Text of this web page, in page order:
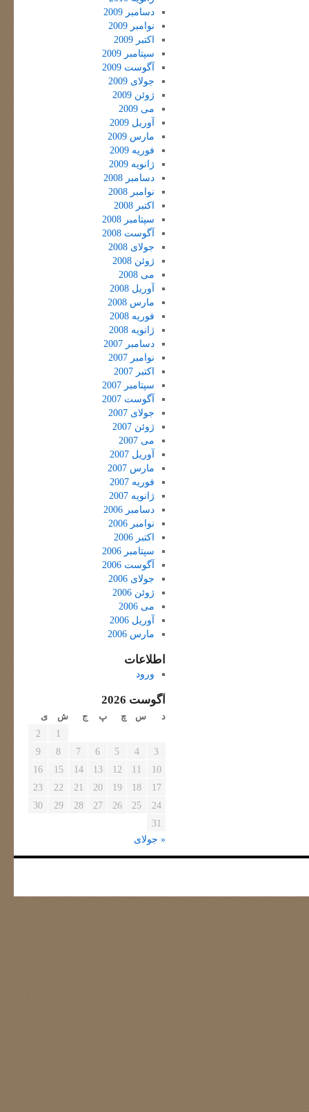
دسامبر 2009
نوامبر 2009
اکتبر 2009
سپتامبر 2009
آگوست 2009
جولای 2009
ژوئن 2009
می 2009
آوریل 2009
مارس 2009
فوریه 2009
ژانویه 2009
دسامبر 2008
نوامبر 2008
اکتبر 2008
سپتامبر 2008
آگوست 2008
جولای 2008
ژوئن 2008
می 2008
آوریل 2008
مارس 2008
فوریه 2008
ژانویه 2008
دسامبر 2007
نوامبر 2007
اکتبر 2007
سپتامبر 2007
آگوست 2007
جولای 2007
ژوئن 2007
می 2007
آوریل 2007
مارس 2007
فوریه 2007
ژانویه 2007
دسامبر 2006
نوامبر 2006
اکتبر 2006
سپتامبر 2006
آگوست 2006
جولای 2006
ژوئن 2006
می 2006
آوریل 2006
مارس 2006
اطلاعات
ورود
آگوست 2026
د س چ پ ج ش ی
1
2
3
4
5
6
7
8
9
10
11
12
13
14
15
16
17
18
19
20
21
22
23
24
25
26
27
28
29
30
31
« جولای